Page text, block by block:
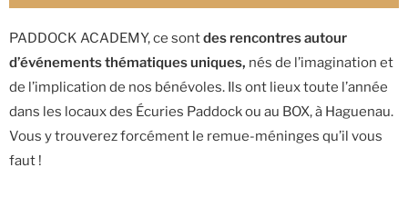
PADDOCK ACADEMY, ce sontdes rencontres autour
d’événements thématiques uniques, nés de l’imagination et
de l’implication de nos bénévoles. Ils ont lieux toute l’année
dans les locaux des Écuries Paddock ou au BOX, à Haguenau.
Vous y trouverez forcément le remue-méninges qu’il vous
faut !